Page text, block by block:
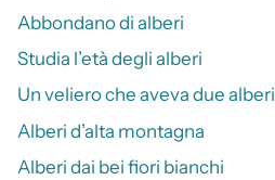
Abbondano di alberi
Studia l’età degli alberi
Un veliero che aveva due alberi
Alberi d’alta montagna
Alberi dai bei fiori bianchi